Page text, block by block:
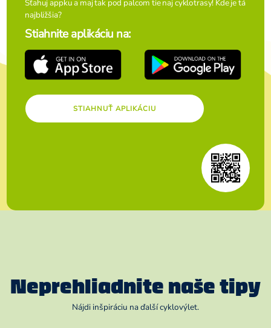
Sťahuj appku a maj tak pod palcom tie naj cyklotrasy! Kde je tá
najbližšia?
Stiahnite aplikáciu na:
STIAHNUŤ APLIKÁCIU
Neprehliadnite naše tipy
Nájdi inšpiráciu na ďalší cyklovýlet.